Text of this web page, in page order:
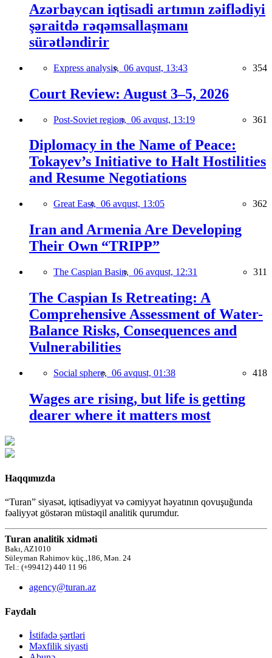
Azərbaycan iqtisadi artımın zəiflədiyi
şəraitdə rəqəmsallaşmanı
sürətləndirir
Express analysis, 06 avqust, 13:43 354
Court Review: August 3–5, 2026
Post-Soviet region, 06 avqust, 13:19 361
Diplomacy in the Name of Peace:
Tokayev’s Initiative to Halt Hostilities
and Resume Negotiations
Great East, 06 avqust, 13:05 362
Iran and Armenia Are Developing
Their Own “TRIPP”
The Caspian Basin, 06 avqust, 12:31 311
The Caspian Is Retreating: A
Comprehensive Assessment of Water-
Balance Risks, Consequences and
Vulnerabilities
Social sphere, 06 avqust, 01:38 418
Wages are rising, but life is getting
dearer where it matters most
Haqqımızda
“Turan” siyasət, iqtisadiyyat və cəmiyyət həyatının qovuşuğunda
fəaliyyət göstərən müstəqil analitik qurumdur.
Turan analitik xidməti
Bakı, AZ1010
Süleyman Rəhimov küç.,186, Mən. 24
Tel.: (+99412) 440 11 96
agency@turan.az
Faydalı
İstifadə şərtləri
Məxfilik siyasti